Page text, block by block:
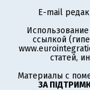
E-mail
ссылкой
статей,
Материалы с
ЗА